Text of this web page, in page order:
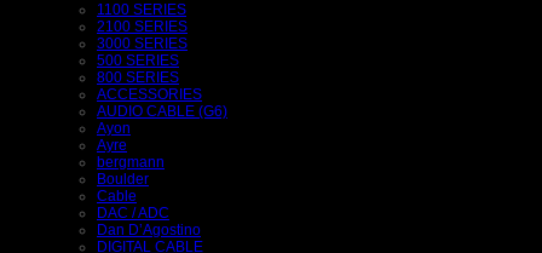
1100 SERIES
2100 SERIES
3000 SERIES
500 SERIES
800 SERIES
ACCESSORIES
AUDIO CABLE (G6)
Ayon
Ayre
bergmann
Boulder
Cable
DAC / ADC
Dan D’Agostino
DIGITAL CABLE